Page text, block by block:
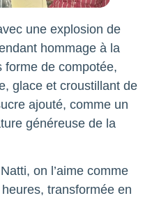
une explosion de
hommage à la
forme de compotée,
glace et croustillant de
ajouté, comme un
généreuse de la
on l’aime comme
transformée en